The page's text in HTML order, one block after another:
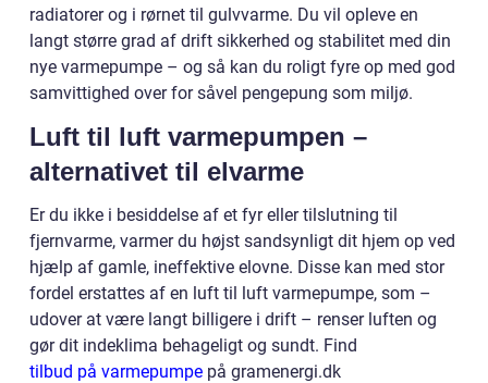
radiatorer og i rørnet til gulvvarme. Du vil opleve en
langt større grad af drift sikkerhed og stabilitet med din
nye varmepumpe – og så kan du roligt fyre op med god
samvittighed over for såvel pengepung som miljø.
Luft til luft varmepumpen –
alternativet til elvarme
Er du ikke i besiddelse af et fyr eller tilslutning til
fjernvarme, varmer du højst sandsynligt dit hjem op ved
hjælp af gamle, ineffektive elovne. Disse kan med stor
fordel erstattes af en luft til luft varmepumpe, som –
udover at være langt billigere i drift – renser luften og
gør dit indeklima behageligt og sundt. Find
tilbud på varmepumpe på gramenergi.dk